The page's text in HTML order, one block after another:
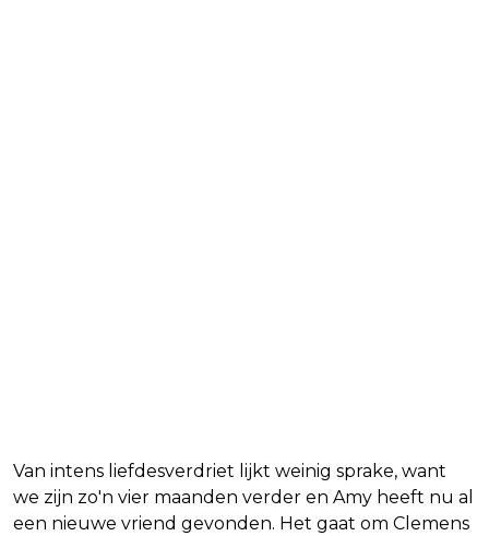
Van intens liefdesverdriet lijkt weinig sprake, want
we zijn zo'n vier maanden verder en Amy heeft nu al
een nieuwe vriend gevonden. Het gaat om Clemens